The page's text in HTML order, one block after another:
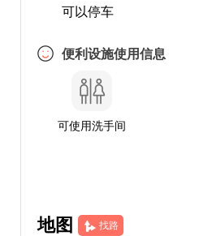
可以停车
便利设施使用信息
可使用洗手间
地图 找路